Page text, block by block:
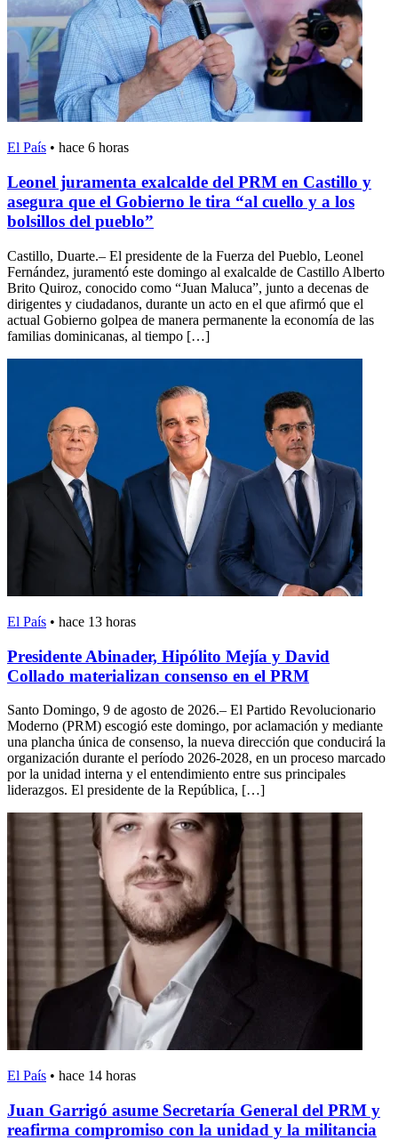
El País • hace 6 horas
Leonel juramenta exalcalde del PRM en Castillo y
asegura que el Gobierno le tira “al cuello y a los
bolsillos del pueblo”
Castillo, Duarte.– El presidente de la Fuerza del Pueblo, Leonel
Fernández, juramentó este domingo al exalcalde de Castillo Alberto
Brito Quiroz, conocido como “Juan Maluca”, junto a decenas de
dirigentes y ciudadanos, durante un acto en el que afirmó que el
actual Gobierno golpea de manera permanente la economía de las
familias dominicanas, al tiempo […]
El País • hace 13 horas
Presidente Abinader, Hipólito Mejía y David
Collado materializan consenso en el PRM
Santo Domingo, 9 de agosto de 2026.– El Partido Revolucionario
Moderno (PRM) escogió este domingo, por aclamación y mediante
una plancha única de consenso, la nueva dirección que conducirá la
organización durante el período 2026-2028, en un proceso marcado
por la unidad interna y el entendimiento entre sus principales
liderazgos. El presidente de la República, […]
El País • hace 14 horas
Juan Garrigó asume Secretaría General del PRM y
reafirma compromiso con la unidad y la militancia